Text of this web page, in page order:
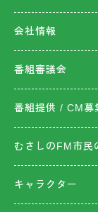
会社情報
番組審議会
番組提供 / CM募
むさしのFM市民
キャラクター